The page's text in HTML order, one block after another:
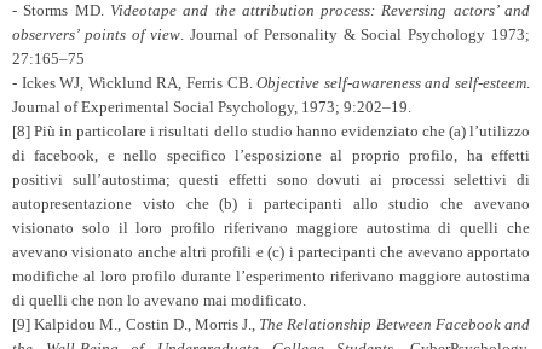
- Storms MD. Videotape and the attribution process: Reversing actors’ and
observers’ points of view. Journal of Personality & Social Psychology 1973;
27:165–75
- Ickes WJ, Wicklund RA, Ferris CB.Objective self-awareness and self-esteem.
Journal of Experimental Social Psychology, 1973; 9:202–19.
[8] Più in particolare i risultati dello studio hanno evidenziato che (a) l’utilizzo
di facebook, e nello specifico l’esposizione al proprio profilo, ha effetti
positivi sull’autostima; questi effetti sono dovuti ai processi selettivi di
autopresentazione visto che (b) i partecipanti allo studio che avevano
visionato solo il loro profilo riferivano maggiore autostima di quelli che
avevano visionato anche altri profili e (c) i partecipanti che avevano apportato
modifiche al loro profilo durante l’esperimento riferivano maggiore autostima
di quelli che non lo avevano mai modificato.
[9] Kalpidou M., Costin D., Morris J., The Relationship Between Facebook and